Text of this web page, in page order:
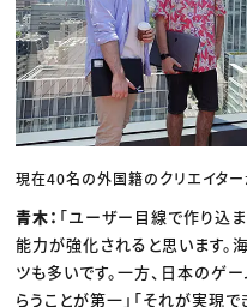
現在40名の外国籍のクリエイター
青木： 「ユーザー目線で作り込
能力が強化されると思います。
ツも多いです。一方、日本のゲ
らうことが第一」「それが実現